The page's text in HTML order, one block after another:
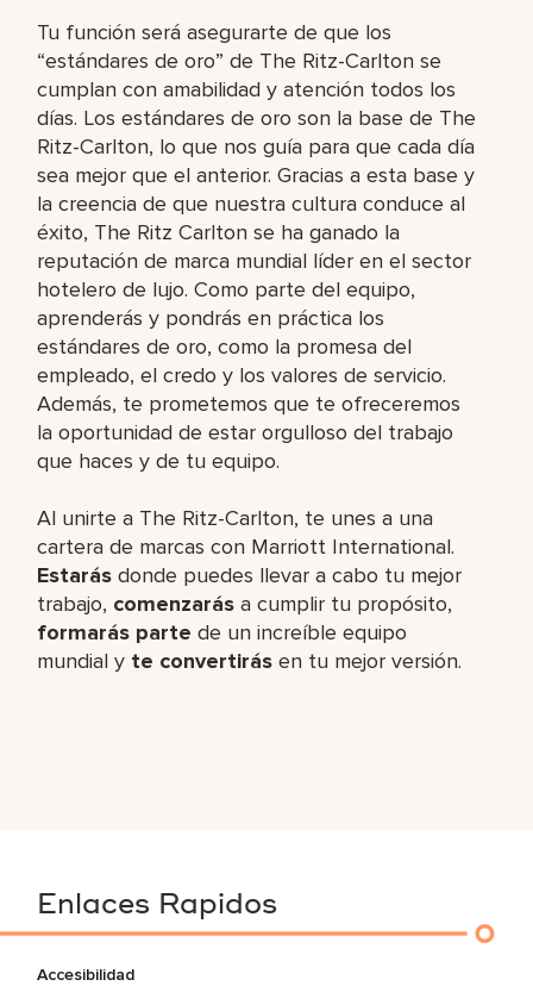
Tu función será asegurarte de que los
“estándares de oro” de The Ritz-Carlton se
cumplan con amabilidad y atención todos los
días. Los estándares de oro son la base de The
Ritz-Carlton, lo que nos guía para que cada día
sea mejor que el anterior. Gracias a esta base y
la creencia de que nuestra cultura conduce al
éxito, The Ritz Carlton se ha ganado la
reputación de marca mundial líder en el sector
hotelero de lujo. Como parte del equipo,
aprenderás y pondrás en práctica los
estándares de oro, como la promesa del
empleado, el credo y los valores de servicio.
Además, te prometemos que te ofreceremos
la oportunidad de estar orgulloso del trabajo
que haces y de tu equipo.
Al unirte a The Ritz-Carlton, te unes a una
cartera de marcas con Marriott International.
Estarás donde puedes llevar a cabo tu mejor
trabajo, comenzarás a cumplir tu propósito,
formarás parte de un increíble equipo
mundial y te convertirás en tu mejor versión.
Enlaces Rapidos
Accesibilidad